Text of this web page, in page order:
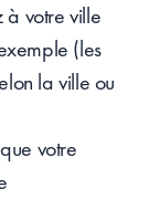
à votre ville
(les
la ville ou
votre